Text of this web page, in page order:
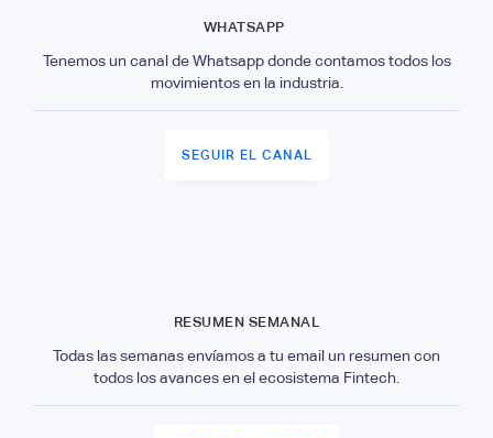
WHATSAPP
Tenemos un canal de Whatsapp donde contamos todos los
movimientos en la industria.
SEGUIR EL CANAL
RESUMEN SEMANAL
Todas las semanas envíamos a tu email un resumen con
todos los avances en el ecosistema Fintech.